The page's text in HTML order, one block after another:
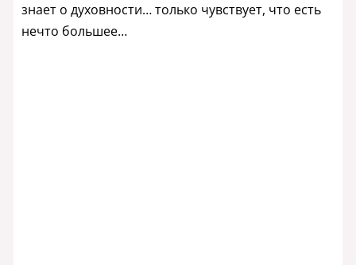
знает о духовности… только чувствует, что есть
нечто большее…